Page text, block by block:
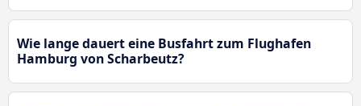
Wie lange dauert eine Busfahrt zum Flughafen
Hamburg von Scharbeutz?